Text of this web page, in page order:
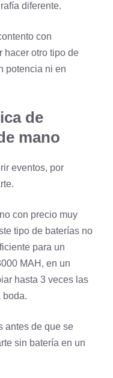
diferente.
con
hacer otro tipo de
potencia ni en
de
mano
eventos, por
con precio muy
tipo de baterías no
para un
MAH, en un
hasta 3 veces las
boda.
antes de que se
sin batería en un